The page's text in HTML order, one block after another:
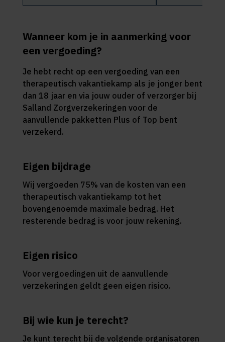
Wanneer kom je in aanmerking voor
een vergoeding?
Je hebt recht op een vergoeding van een
therapeutisch vakantiekamp als je jonger bent
dan 18 jaar en via jouw ouder of verzorger bij
Salland Zorgverzekeringen voor de
aanvullende pakketten Plus of Top bent
verzekerd.
Eigen bijdrage
Wij vergoeden 75% van de kosten van een
therapeutisch vakantiekamp tot het
bovengenoemde maximale bedrag. Het
resterende bedrag is voor jouw rekening.
Eigen risico
Voor vergoedingen uit de aanvullende
verzekeringen geldt geen eigen risico.
Bij wie kun je terecht?
Je kunt terecht bij de volgende organisatoren